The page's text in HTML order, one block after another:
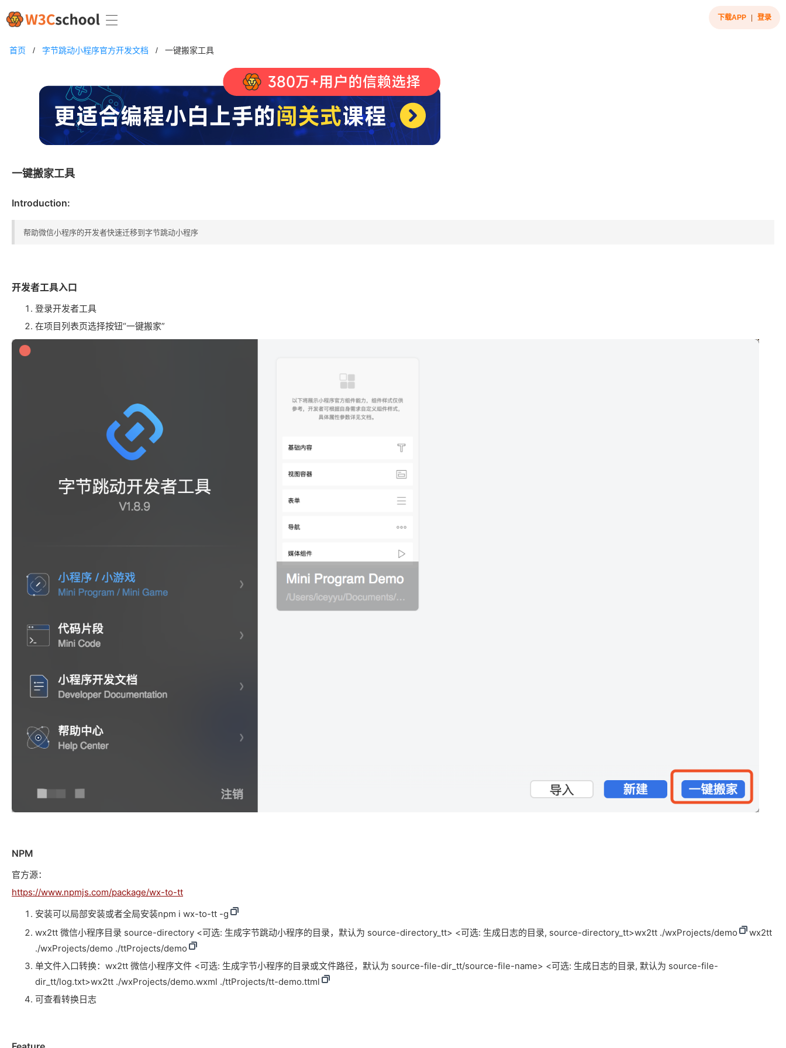
下载APP 登录
首页 / 字节跳动小程序官方开发文档 / 一键搬家工具
一键搬家工具
Introduction:
帮助微信小程序的开发者快速迁移到字节跳动小程序
开发者工具入口
登录开发者工具
在项目列表页选择按钮“一键搬家”
NPM
官方源：
https://www.npmjs.com/package/wx-to-tt
安装可以局部安装或者全局安装npm i wx-to-tt -g
wx2tt 微信小程序目录 source-directory <可选: 生成字节跳动小程序的目录，默认为 source-directory_tt> <可选: 生成日志的目录, source-directory_tt>wx2tt ./wxProjects/demo
wx2tt
./wxProjects/demo ./ttProjects/demo
单文件入口转换：wx2tt 微信小程序文件 <可选: 生成字节小程序的目录或文件路径，默认为 source-file-dir_tt/source-file-name> <可选: 生成日志的目录, 默认为 source-file-
dir_tt/log.txt>wx2tt ./wxProjects/demo.wxml ./ttProjects/tt-demo.ttml
可查看转换日志